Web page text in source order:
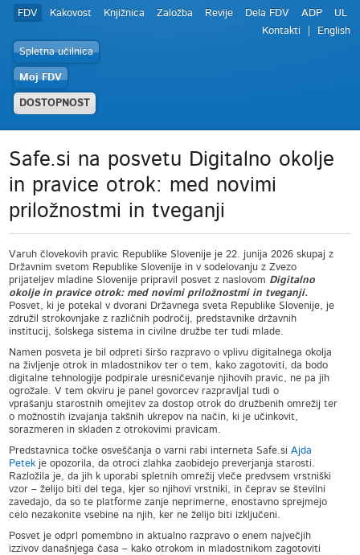
FDV Kakovost Knjižnica Založba Revije Dela FDV ADP
UL
Kontakti
English
Spletna učilnica
Moj FDV
DOSTOPNOST
Safe.si na posvetu Digitalno okolje
in pravice otrok: med novimi
priložnostmi in tveganji
Varuh človekovih pravic Republike Slovenije je 22. junija 2026 skupaj z
Državnim svetom Republike Slovenije in v sodelovanju z Zvezo
prijateljev mladine Slovenije pripravil posvet z naslovom Digitalno
okolje in pravice otrok: med novimi priložnostmi in tveganji.
Posvet, ki je potekal v dvorani Državnega sveta Republike Slovenije, je
združil strokovnjake z različnih področij, predstavnike državnih
institucij, šolskega sistema in civilne družbe ter tudi mlade.
Namen posveta je bil odpreti širšo razpravo o vplivu digitalnega okolja
na življenje otrok in mladostnikov ter o tem, kako zagotoviti, da bodo
digitalne tehnologije podpirale uresničevanje njihovih pravic, ne pa jih
ogrožale. V tem okviru je panel govorcev razpravljal tudi o
vprašanju starostnih omejitev za dostop otrok do družbenih omrežij ter
o možnostih izvajanja takšnih ukrepov na način, ki je učinkovit,
sorazmeren in skladen z otrokovimi pravicam.
Predstavnica točke osveščanja o varni rabi interneta Safe.siAjda
Petek je opozorila, da otroci zlahka zaobidejo preverjanja starosti.
Razložila je, da jih k uporabi spletnih omrežij vleče predvsem vrstniški
vzor – želijo biti del tega, kjer so njihovi vrstniki, in čeprav se številni
zavedajo, da so te platforme zanje neprimerne, enostavno sprejmejo
celo nezakonite vsebine na njih, ker ne želijo biti izključeni.
Posvet je odprl pomembno in aktualno razpravo o enem največjih
izzivov današnjega časa – kako otrokom in mladostnikom zagotoviti